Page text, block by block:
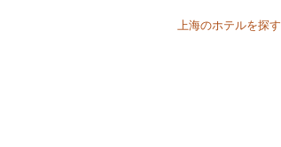
上海のホテルを探す